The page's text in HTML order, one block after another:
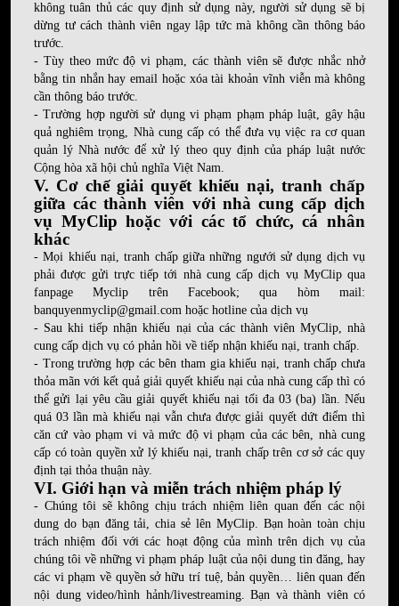
không tuân thủ các quy định sử dụng này, người sử dụng sẽ bị
dừng tư cách thành viên ngay lập tức mà không cần thông báo
trước.
- Tùy theo mức độ vi phạm, các thành viên sẽ được nhắc nhở
bằng tin nhắn hay email hoặc xóa tài khoản vĩnh viễn mà không
cần thông báo trước.
- Trường hợp người sử dụng vi phạm phạm pháp luật, gây hậu
quả nghiêm trọng, Nhà cung cấp có thể đưa vụ việc ra cơ quan
quản lý Nhà nước để xử lý theo quy định của pháp luật nước
Cộng hòa xã hội chủ nghĩa Việt Nam.
V. Cơ chế giải quyết khiếu nại, tranh chấp
giữa các thành viên với nhà cung cấp dịch
vụ MyClip hoặc với các tổ chức, cá nhân
khác
- Mọi khiếu nại, tranh chấp giữa những ngưới sử dụng dịch vụ
phải được gửi trực tiếp tới nhà cung cấp dịch vụ MyClip qua
fanpage Myclip trên Facebook; qua hòm mail:
banquyenmyclip@gmail.com hoặc hotline của dịch vụ
- Sau khi tiếp nhận khiếu nại của các thành viên MyClip, nhà
cung cấp dịch vụ có phản hồi về tiếp nhận khiếu nại, tranh chấp.
- Trong trường hợp các bên tham gia khiếu nại, tranh chấp chưa
thỏa mãn với kết quả giải quyết khiếu nại của nhà cung cấp thì có
thể gửi lại yêu cầu giải quyết khiếu nại tối đa 03 (ba) lần. Nếu
quá 03 lần mà khiếu nại vẫn chưa được giải quyết dứt điểm thì
căn cứ vào phạm vi và mức độ vi phạm của các bên, nhà cung
cấp có toàn quyền xử lý khiếu nại, tranh chấp trên cơ sở các quy
định tại thỏa thuận này.
VI. Giới hạn và miễn trách nhiệm pháp lý
- Chúng tôi sẽ không chịu trách nhiệm liên quan đến các nội
dung do bạn đăng tải, chia sẻ lên MyClip. Bạn hoàn toàn chịu
trách nhiệm đối với các hoạt động của mình trên dịch vụ của
chúng tôi về những vi phạm pháp luật của nội dung tin đăng, hay
các vi phạm về quyền sở hữu trí tuệ, bản quyền… liên quan đến
nội dung video/hình hảnh/livestreaming. Bạn và thành viên có